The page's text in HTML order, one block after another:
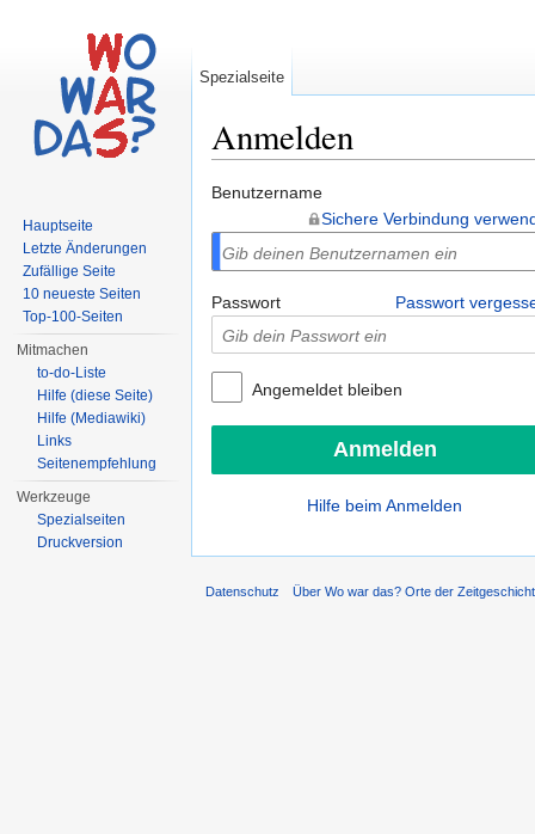
Anmelden
Benutzername
Sichere Verbindung
Passwort Passwort
Angemeldet bleiben
Hilfe beim Anmelden
Spezialseite
Hauptseite
Letzte Änderungen
Zufällige Seite
10 neueste Seiten
Top-100-Seiten
Mitmachen
to-do-Liste
Hilfe (diese Seite)
Hilfe (Mediawiki)
Links
Seitenempfehlung
Werkzeuge
Spezialseiten
Druckversion
Datenschutz Über Wo war das? Orte der